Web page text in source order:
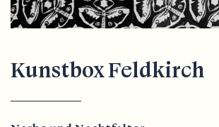
Kunstbox Feldkirch